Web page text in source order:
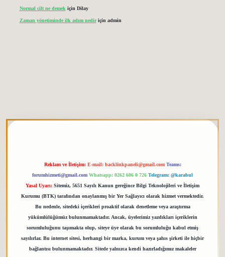
Normal cilt ne demek için Dilay
Zaman yönetiminde ilk adım nediriçin admin
Reklam ve İletişim: E-mail: backlinkpaneli@gmail.com Teams:
forumhizmeti@gmail.com Whatsapp: 0262 606 0 726 Telegram: @karabul
Yasal Uyarı: Sitemiz, 5651 Sayılı Kanun gereğince Bilgi Teknolojileri ve İletişim
Kurumu (BTK) tarafından onaylanmış bir Yer Sağlayıcı olarak hizmet vermektedir.
Bu nedenle, sitedeki içerikleri proaktif olarak denetleme veya araştırma
yükümlülüğümüz bulunmamaktadır. Ancak, üyelerimiz yazdıkları içeriklerin
sorumluluğunu taşımakta olup, siteye üye olarak bu sorumluluğu kabul etmiş
sayılırlar. Bu internet sitesi, herhangi bir marka, kurum veya şahıs şirketi ile hiçbir
bağlantısı bulunmamaktadır. Sitede yalnızca kendi hazırladığımız makaleler